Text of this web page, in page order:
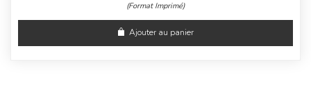
(Format Imprimé)
Ajouter au panier